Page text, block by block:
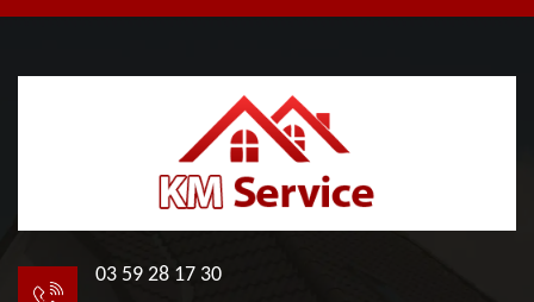
03 59 28 17 30